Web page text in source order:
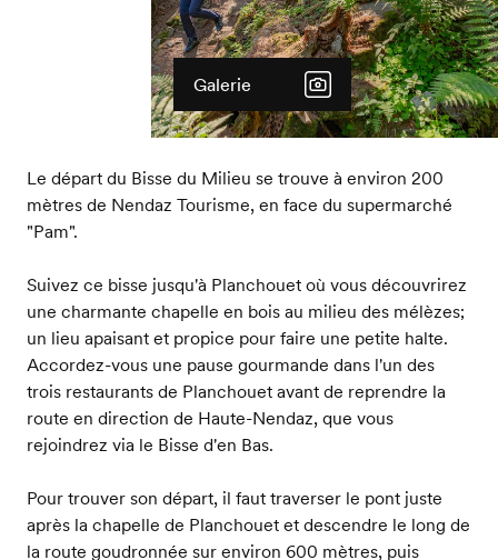
Galerie
Le départ du Bisse du Milieu se trouve à environ 200
mètres de Nendaz Tourisme, en face du supermarché
"Pam".
Suivez ce bisse jusqu'à Planchouet où vous découvrirez
une charmante chapelle en bois au milieu des mélèzes;
un lieu apaisant et propice pour faire une petite halte.
Accordez-vous une pause gourmande dans l'un des
trois restaurants de Planchouet avant de reprendre la
route en direction de Haute-Nendaz, que vous
rejoindrez via le Bisse d'en Bas.
Pour trouver son départ, il faut traverser le pont juste
après la chapelle de Planchouet et descendre le long de
la route goudronnée sur environ 600 mètres, puis